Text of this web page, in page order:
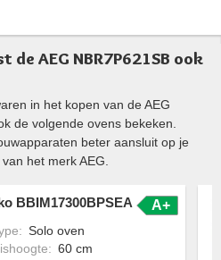
AEG NBR7P621SB ook
in het kopen van de AEG
de volgende ovens bekeken.
beter aansluit op je
het merk AEG.
BBIM17300BPSEA A+
: Solo oven
: 60 cm